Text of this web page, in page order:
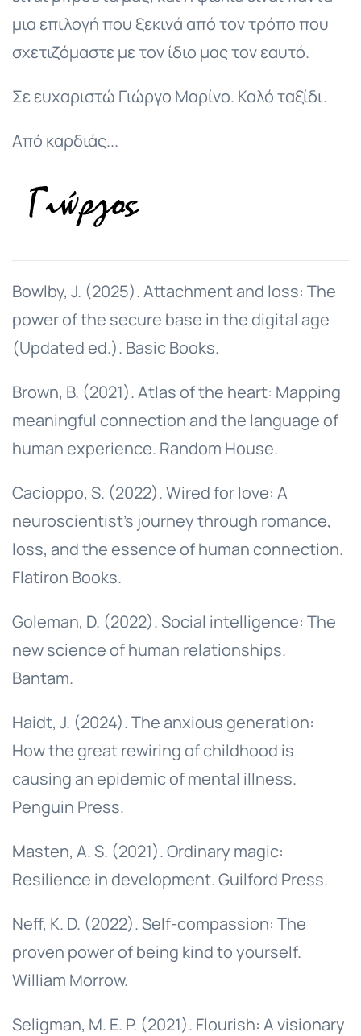
μια επιλογή που ξεκινά από τον τρόπο που
σχετιζόμαστε με τον ίδιο μας τον εαυτό.
Σε ευχαριστώ Γιώργο Μαρίνο. Καλό ταξίδι.
Από καρδιάς...
Bowlby, J. (2025). Attachment and loss: The
power of the secure base in the digital age
(Updated ed.). Basic Books.
Brown, B. (2021). Atlas of the heart: Mapping
meaningful connection and the language of
human experience. Random House.
Cacioppo, S. (2022). Wired for love: A
neuroscientist’s journey through romance,
loss, and the essence of human connection.
Flatiron Books.
Goleman, D. (2022). Social intelligence: The
new science of human relationships.
Bantam.
Haidt, J. (2024). The anxious generation:
How the great rewiring of childhood is
causing an epidemic of mental illness.
Penguin Press.
Masten, A. S. (2021). Ordinary magic:
Resilience in development. Guilford Press.
Neff, K. D. (2022). Self-compassion: The
proven power of being kind to yourself.
William Morrow.
Seligman, M. E. P. (2021). Flourish: A visionary